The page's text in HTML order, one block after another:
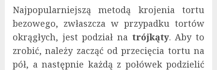
Najpopularniejszą metodą krojenia tortu
bezowego, zwłaszcza w przypadku tortów
okrągłych, jest podział na trójkąty. Aby to
zrobić, należy zacząć od przecięcia tortu na
pół, a następnie każdą z połówek podzielić